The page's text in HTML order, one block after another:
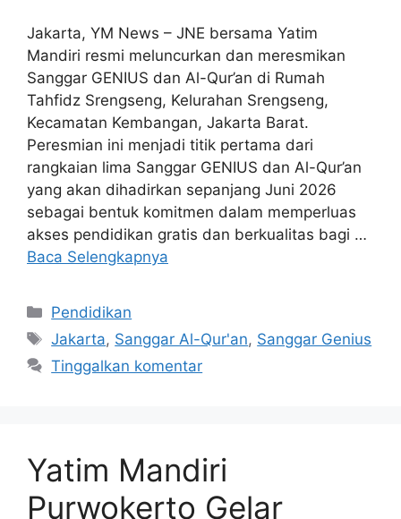
Jakarta, YM News – JNE bersama Yatim
Mandiri resmi meluncurkan dan meresmikan
Sanggar GENIUS dan Al-Qur’an di Rumah
Tahfidz Srengseng, Kelurahan Srengseng,
Kecamatan Kembangan, Jakarta Barat.
Peresmian ini menjadi titik pertama dari
rangkaian lima Sanggar GENIUS dan Al-Qur’an
yang akan dihadirkan sepanjang Juni 2026
sebagai bentuk komitmen dalam memperluas
akses pendidikan gratis dan berkualitas bagi …
Baca Selengkapnya
Pendidikan
Jakarta, Sanggar Al-Qur'an, Sanggar Genius
Tinggalkan komentar
Yatim Mandiri
Purwokerto Gelar